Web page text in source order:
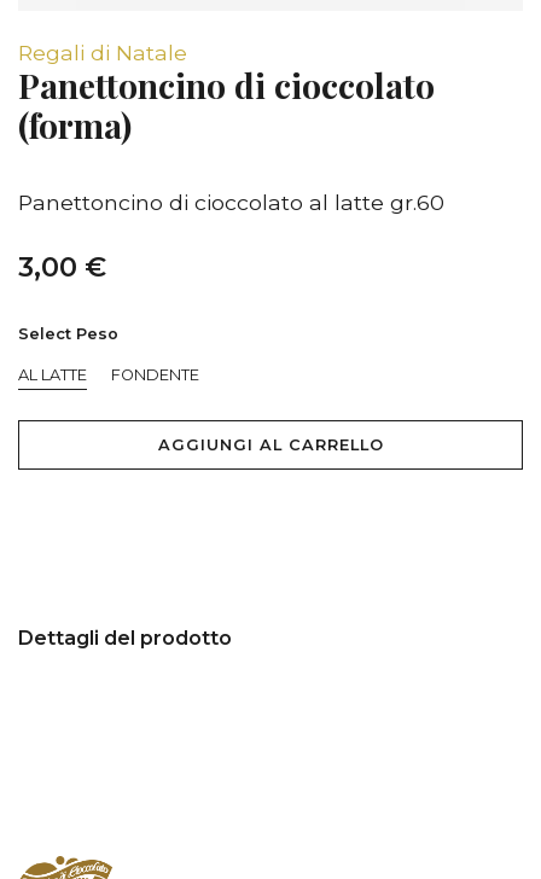
Regali di Natale
Panettoncino di cioccolato
(forma)
Panettoncino di cioccolato al latte gr.60
3,00 €
Select Peso
AL LATTE FONDENTE
AGGIUNGI AL CARRELLO
Dettagli del prodotto